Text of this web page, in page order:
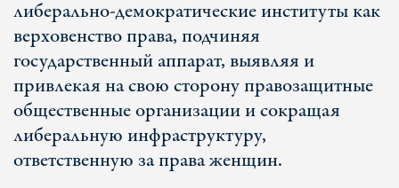
либерально-демократические институты как
верховенство права, подчиняя
государственный аппарат, выявляя и
привлекая на свою сторону правозащитные
общественные организации и сокращая
либеральную инфраструктуру,
ответственную за права женщин.